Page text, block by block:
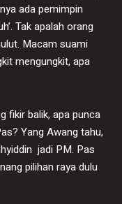
ada pemimpin
Tak apalah orang
Macam suami
mengungkit, apa
fikir balik, apa punca
Yang Awang tahu,
jadi PM. Pas
pilihan raya dulu